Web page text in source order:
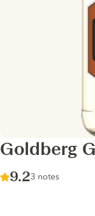
Goldberg
Score :
9.2/ 10
3 notes